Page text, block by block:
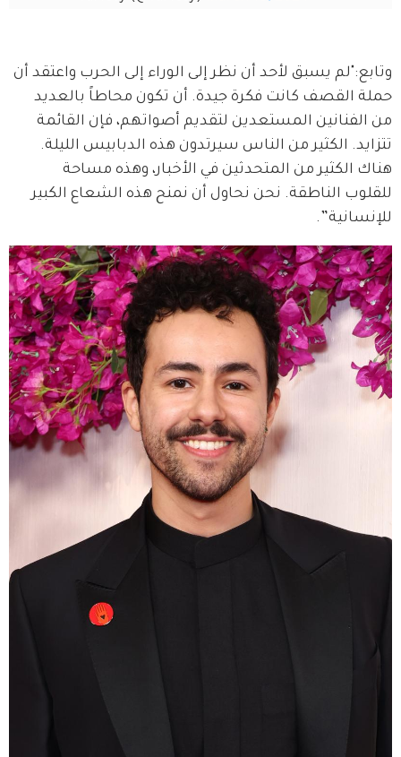
وتابع:"لم يسبق لأحد أن نظر إلى الوراء إلى الحرب واعتقد أن
حملة القصف كانت فكرة جيدة. أن تكون محاطاً بالعديد
من الفنانين المستعدين لتقديم أصواتهم، فإن القائمة
تتزايد. الكثير من الناس سيرتدون هذه الدبابيس الليلة.
هناك الكثير من المتحدثين في الأخبار، وهذه مساحة
للقلوب الناطقة. نحن نحاول أن نمنح هذه الشعاع الكبير
للإنسانية”.